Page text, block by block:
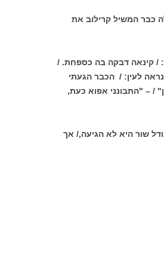
כבר המשיל קרילוב את
/ קינאה דבקה בה כספחת. /
לעין: / הכבר הגעתי
/ – "התבונני אפוא כעת,
שור היא לא הגיעה,/ אך